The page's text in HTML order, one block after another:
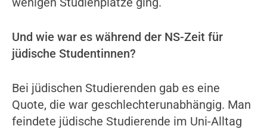
Und wie war es während der NS-Zeit für
jüdische Studentinnen?
Bei jüdischen Studierenden gab es eine
Quote, die war geschlechterunabhängig. Man
feindete jüdische Studierende im Uni-Alltag